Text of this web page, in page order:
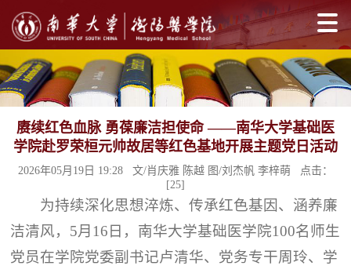
赓续红色血脉 勇葆廉洁担使命 ——南华大学基础医
学院赴罗荣桓元帅故居等红色基地开展主题党日活动
2026年05月19日 19:28 文/肖庆雅 陈越 图/刘杰帆 李梓萌 点击：
[25]
为持续深化思想淬炼、传承红色基因、涵养廉
洁清风，5月16日，南华大学基础医学院100名师生
党员在学院党委副书记卢清华、党务专干周玲、学